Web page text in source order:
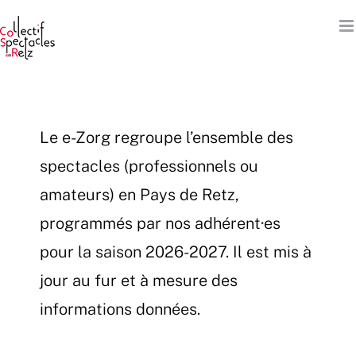
au
contenu
Le e-Zorg regroupe l’ensemble des
spectacles (professionnels ou
amateurs) en Pays de Retz,
programmés par nos adhérent·es
pour la saison 2026-2027. Il est mis à
jour au fur et à mesure des
informations données.